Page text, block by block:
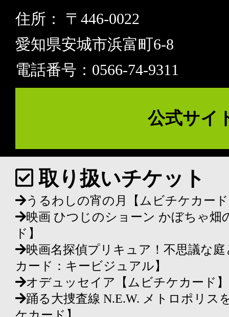
住所： 〒446-0022
愛知県安城市浜富町6-8
電話番号：0566-74-9311
公式サイ
取り扱いチケット
うるわしの宵の月【ムビチケカー
映画 ひつじのショーン かぼちゃ畑
ド】
映画名探偵プリキュア！不思議な
カード：キービジュアル】
オデュッセイア【ムビチケカード】
踊る大捜査線 N.E.W. メトロポリス